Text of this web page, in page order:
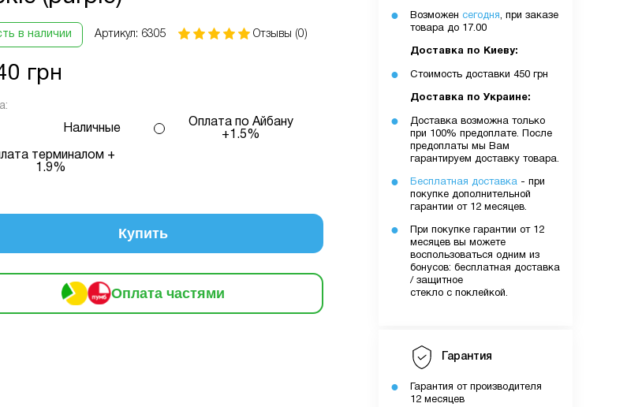
в наличии Артикул: 6305 Отзывы (0)
грн
Наличные
Оплата по Айбану
+1.5%
терминалом +
1.9%
Купить
Оплата частями
6
ви маєте змогу придбати товар в розстрочку
та вираховується за допомогою калькулятору
нашого менеджеру.
в застосунку ПРИВАТБАНК у вас має бути
РОЗСТРОЧКА чи ОПЛАТА ЧАСТИНАМИ.
Возможен сегодня, при заказе
товара до 17.00
Доставка по Киеву:
Стоимость доставки 450 грн
Доставка по Украине:
Доставка возможна только
при 100% предоплате. После
предоплаты мы Вам
гарантируем доставку товара.
Бесплатная доставка - при
покупке дополнительной
гарантии от 12 месяцев.
При покупке гарантии от 12
месяцев вы можете
воспользоваться одним из
бонусов: бесплатная доставка
/ защитное
стекло с поклейкой.
Гарантия
Гарантия от производителя
12 месяцев